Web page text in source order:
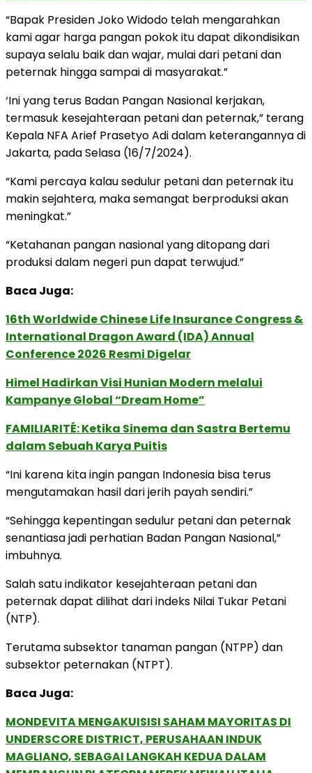
“Bapak Presiden Joko Widodo telah mengarahkan
kami agar harga pangan pokok itu dapat dikondisikan
supaya selalu baik dan wajar, mulai dari petani dan
peternak hingga sampai di masyarakat.”
‘Ini yang terus Badan Pangan Nasional kerjakan,
termasuk kesejahteraan petani dan peternak,” terang
Kepala NFA Arief Prasetyo Adi dalam keterangannya di
Jakarta, pada Selasa (16/7/2024).
“Kami percaya kalau sedulur petani dan peternak itu
makin sejahtera, maka semangat berproduksi akan
meningkat.”
“Ketahanan pangan nasional yang ditopang dari
produksi dalam negeri pun dapat terwujud.”
Baca Juga:
16th Worldwide Chinese Life Insurance Congress &
International Dragon Award (IDA) Annual
Conference 2026 Resmi Digelar
Himel Hadirkan Visi Hunian Modern melalui
Kampanye Global “Dream Home”
FAMILIARITÉ: Ketika Sinema dan Sastra Bertemu
dalam Sebuah Karya Puitis
“Ini karena kita ingin pangan Indonesia bisa terus
mengutamakan hasil dari jerih payah sendiri.”
“Sehingga kepentingan sedulur petani dan peternak
senantiasa jadi perhatian Badan Pangan Nasional,”
imbuhnya.
Salah satu indikator kesejahteraan petani dan
peternak dapat dilihat dari indeks Nilai Tukar Petani
(NTP).
Terutama subsektor tanaman pangan (NTPP) dan
subsektor peternakan (NTPT).
Baca Juga:
MONDEVITA MENGAKUISISI SAHAM MAYORITAS DI
UNDERSCORE DISTRICT, PERUSAHAAN INDUK
MAGLIANO, SEBAGAI LANGKAH KEDUA DALAM